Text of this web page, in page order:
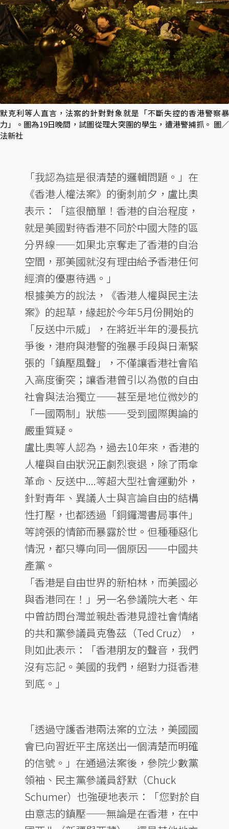
默克利等人直言，法案的針對對象就是「不斷失控的香港警察暴
力」。圖為19日晚間，試圖從理大突圍的學生，遭港警捕抓。 圖／
法新社
「我認為這是很清楚的邏輯問題。」在
《香港人權法案》的衝刺前夕，盧比奧
表示：「這很簡單！香港的自治程度，
就是美國對待香港不同於中國大陸的區
分界線——如果北京奪走了香港的自治
空間，那美國就沒有理由給予香港任何
經濟的優惠待遇。」
根據美方的說法，《香港人權與民主法
案》的起草，緣起於今年5月份開始的
「反送中示威」，在將近半年的漫長抗
爭後，港府與港警的強暴手段與日漸緊
張的「鎮壓風聲」，不僅讓香港社會陷
入高度衝突；讓香港曾引以為傲的自由
社會與法治獨立——甚至是地位微妙的
「一國兩制」狀態——受到國際輿論的
嚴重質疑。
盧比奧等人認為，過去10年來，香港的
人權與自由狀況正劇烈衰退，除了雨傘
革命、反送中....等超大型社會運動外，
針對青年、異議人士與言論自由的結構
性打壓，也都透過「銅鑼灣書局事件」
等誇張的情節而暴露於世。但種種惡化
情況，都只導向同一個原因——中國共
產黨。
「香港是自由世界的新柏林，而美國必
與香港同在！」另一名參議院大老、年
中曾訪問台灣並親赴香港見證社會情緒
的共和黨參議員克魯茲（Ted Cruz），
則如此表示：「香港朋友的聲音，我們
沒有忘記。美國的我們，絕對力挺香港
到底。」
「透過守護香港兩法案的立法，美國國
會已向習近平主席送出一個清楚而明確
的信號。」在通過法案後，參院少數黨
領袖、民主黨參議員舒默（Chuck
Schumer）也強硬地表示：「您對於自
由意志的鎮壓——無論是在香港，在中